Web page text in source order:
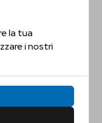
€
la tua
i nostri
Confermo